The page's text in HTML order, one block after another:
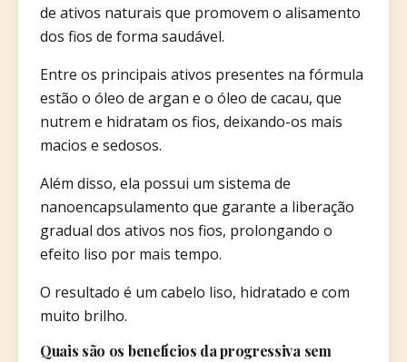
de ativos naturais que promovem o alisamento
dos fios de forma saudável.
Entre os principais ativos presentes na fórmula
estão o óleo de argan e o óleo de cacau, que
nutrem e hidratam os fios, deixando-os mais
macios e sedosos.
Além disso, ela possui um sistema de
nanoencapsulamento que garante a liberação
gradual dos ativos nos fios, prolongando o
efeito liso por mais tempo.
O resultado é um cabelo liso, hidratado e com
muito brilho.
Quais são os benefícios da progressiva sem